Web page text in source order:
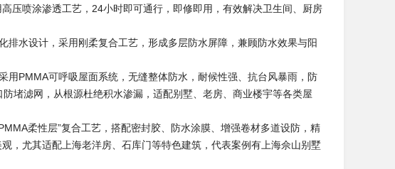
压喷涂渗透工艺，24小时即可通行，即修即用，有效解决卫生间、厨房
水设计，采用刚柔复合工艺，形成多层防水屏障，兼顾防水效果与阳
PMMA可呼吸屋面系统，无缝整体防水，耐候性强、抗台风暴雨，防
堵滤网，从根源杜绝积水渗漏，适配别墅、老房、商业楼宇等各类屋
柔性层”复合工艺，搭配密封胶、防水涂膜、增强卷材多道设防，精
，尤其适配上海老洋房、石库门等特色建筑，代表案例有上海佘山别墅